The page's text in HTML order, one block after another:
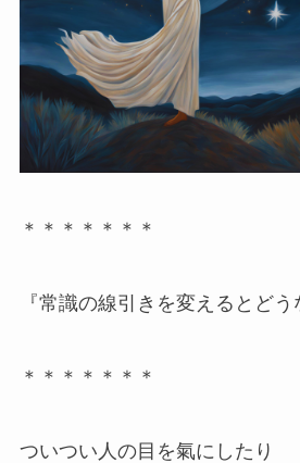
＊＊＊＊＊＊＊
『常識の線引きを変えるとどう
＊＊＊＊＊＊＊
ついつい人の目を氣にしたり